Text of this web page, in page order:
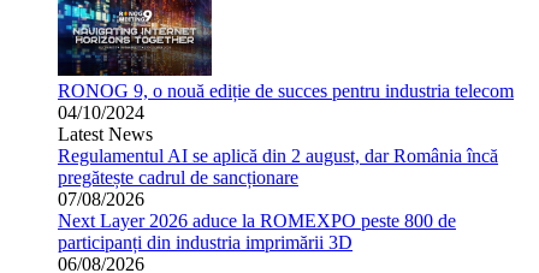
RONOG 9, o nouă ediție de succes pentru industria telecom
04/10/2024
Latest News
Regulamentul AI se aplică din 2 august, dar România încă
pregătește cadrul de sancționare
07/08/2026
Next Layer 2026 aduce la ROMEXPO peste 800 de
participanți din industria imprimării 3D
06/08/2026